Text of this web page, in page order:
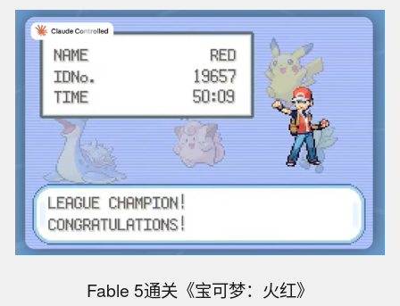
Fable 5通关《宝可梦：火红》